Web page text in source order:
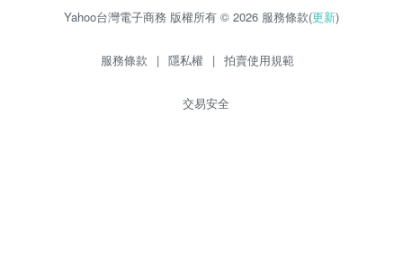
Yahoo台灣電子商務 版權所有 © 2026 服務條款(更新)
服務條款 | 隱私權 | 拍賣使用規範
交易安全